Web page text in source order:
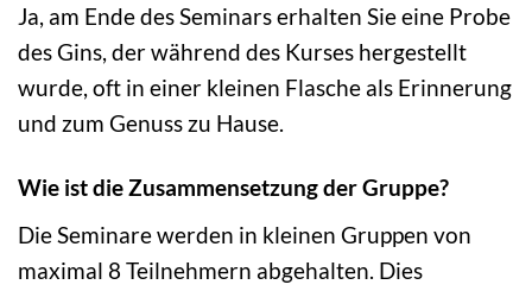
Ja, am Ende des Seminars erhalten Sie eine Probe
des Gins, der während des Kurses hergestellt
wurde, oft in einer kleinen Flasche als Erinnerung
und zum Genuss zu Hause.
Wie ist die Zusammensetzung der Gruppe?
Die Seminare werden in kleinen Gruppen von
maximal 8 Teilnehmern abgehalten. Dies